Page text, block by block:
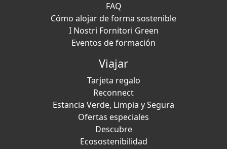
FAQ
Cómo alojar de forma sostenible
I Nostri Fornitori Green
Eventos de formación
Viajar
Tarjeta regalo
Reconnect
Estancia Verde, Limpia y Segura
Ofertas especiales
Descubre
Ecosostenibilidad